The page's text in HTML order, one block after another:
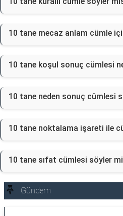
10 tane mecaz anlam cümle
10 tane koşul sonuç cümlesi
10 tane neden sonuç cümlesi
10 tane noktalama işareti ile
10 tane sıfat cümlesi söyler
Gündem